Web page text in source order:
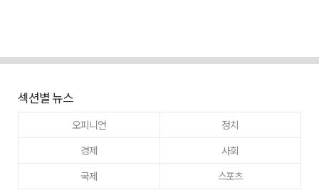
섹션별 뉴스
오피니언
정치
경제
사회
국제
스포츠